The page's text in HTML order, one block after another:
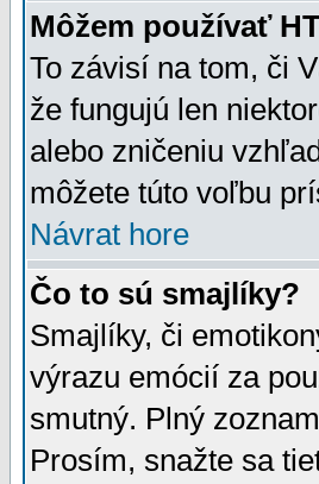
Môžem používať
To závisí na tom, či
že fungujú len
alebo zničeniu
môžete túto voľbu
Návrat hore
Čo to sú smajlíky?
Smajlíky, či
výrazu emócií za
smutný. Plný
Prosím, snažte sa